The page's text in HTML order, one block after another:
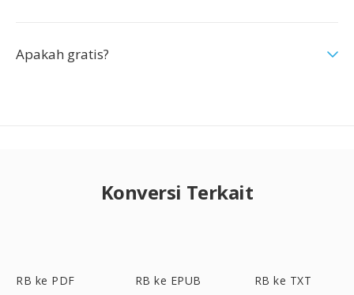
Apakah gratis?
Konversi Terkait
RB ke PDF RB ke EPUB RB ke TXT